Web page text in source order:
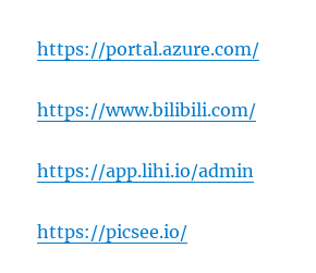
https://portal.azure.com/
https://www.bilibili.com/
https://app.lihi.io/admin
https://picsee.io/